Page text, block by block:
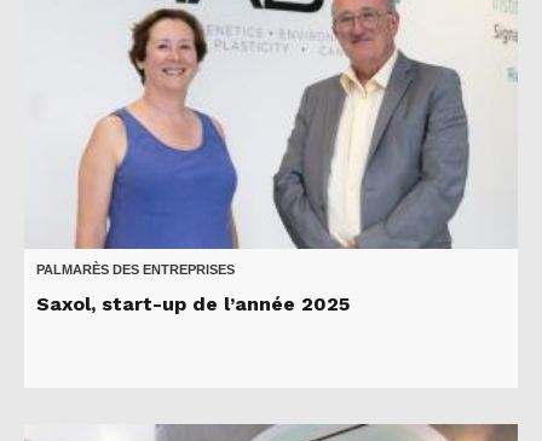
PALMARÈS DES ENTREPRISES
Saxol, start-up de l’année 2025